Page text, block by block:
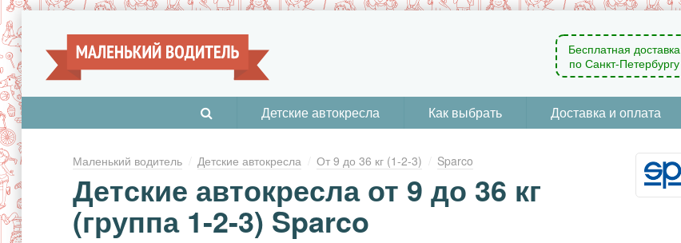
Бесплатная доставка
по Санкт-Петербургу
Детские автокресла Как выбрать Доставка и оплата
Маленький водитель Детские автокресла От 9 до 36 кг (1-2-3) Sparco
Детские автокресла от 9 до 36 кг
(группа 1-2-3) Sparco